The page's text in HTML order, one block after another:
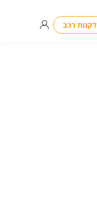
לקנות רכב